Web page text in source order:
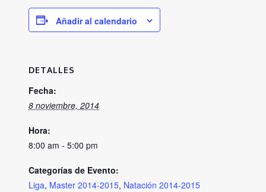
Añadir al calendario
DETALLES
Fecha:
8 noviembre, 2014
Hora:
8:00 am - 5:00 pm
Categorías de Evento:
Liga, Master 2014-2015, Natación 2014-2015